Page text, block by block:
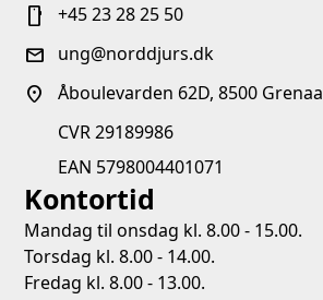
smartphone +45 23 28 25 50
mail ung@norddjurs.dk
location_on
Åboulevarden 62D, 8500 Grenaa
CVR 29189986
EAN 5798004401071
Kontortid
Mandag til onsdag kl. 8.00 - 15.00.
Torsdag kl. 8.00 - 14.00.
Fredag kl. 8.00 - 13.00.